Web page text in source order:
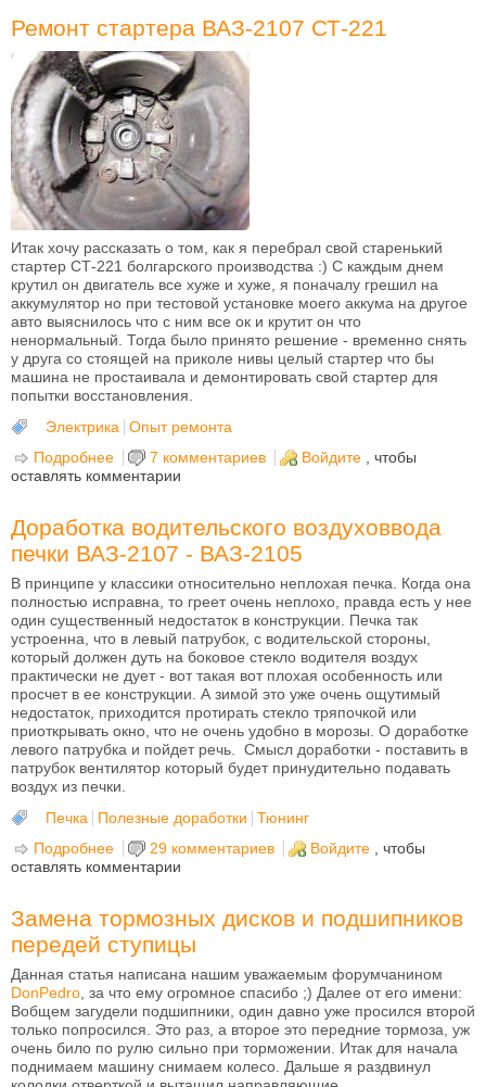
Ремонт стартера ВАЗ-2107 СТ-221
Итак хочу рассказать о том, как я перебрал свой старенький
стартер СТ-221 болгарского производства :) С каждым днем
крутил он двигатель все хуже и хуже, я поначалу грешил на
аккумулятор но при тестовой установке моего аккума на другое
авто выяснилось что с ним все ок и крутит он что
ненормальный. Тогда было принято решение - временно снять
у друга со стоящей на приколе нивы целый стартер что бы
машина не простаивала и демонтировать свой стартер для
попытки восстановления.
Электрика
Опыт ремонта
Подробнее о Ремонт стартера ВАЗ-2107 СТ-221
7 комментариев Войдите
, чтобы
оставлять комментарии
Доработка водительского воздуховвода
печки ВАЗ-2107 - ВАЗ-2105
В принципе у классики относительно неплохая печка. Когда она
полностью исправна, то греет очень неплохо, правда есть у нее
один существенный недостаток в конструкции. Печка так
устроенна, что в левый патрубок, с водительской стороны,
который должен дуть на боковое стекло водителя воздух
практически не дует - вот такая вот плохая особенность или
просчет в ее конструкции. А зимой это уже очень ощутимый
недостаток, приходится протирать стекло тряпочкой или
приоткрывать окно, что не очень удобно в морозы. О доработке
левого патрубка и пойдет речь. Смысл доработки - поставить в
патрубок вентилятор который будет принудительно подавать
воздух из печки.
Печка
Полезные доработки
Тюнинг
Подробнее о Доработка водительского воздуховвода печки
ВАЗ-2107 - ВАЗ-2105
29 комментариев Войдите
, чтобы
оставлять комментарии
Замена тормозных дисков и подшипников
передей ступицы
Данная статья написана нашим уважаемым форумчанином
DonPedro , за что ему огромное спасибо ;) Далее от его имени:
Вобщем загудели подшипники, один давно уже просился второй
только попросился. Это раз, а второе это передние тормоза, уж
очень било по рулю сильно при торможении. Итак для начала
поднимаем машину снимаем колесо. Дальше я раздвинул